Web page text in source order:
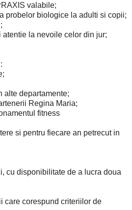
valabile;
probelor biologice la adulti si copii;
la nevoile celor din jur;
alte departamente;
Regina Maria;
fitness
si pentru fiecare an petrecut in
cu disponibilitate de a lucra doua
care corespund criteriilor de